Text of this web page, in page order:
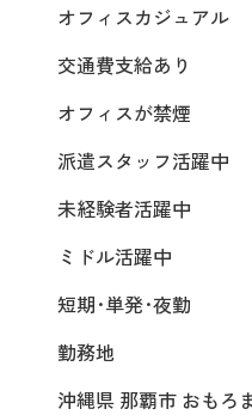
オフィスカジュアル
交通費支給あり
オフィスが禁煙
派遣スタッフ活躍中
未経験者活躍中
ミドル活躍中
短期･単発･夜勤
勤務地
沖縄県 那覇市 おもろ